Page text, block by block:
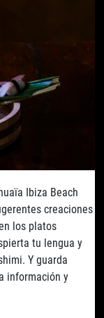
Ibiza Beach
creaciones
los platos
tu lengua y
Y guarda
información y